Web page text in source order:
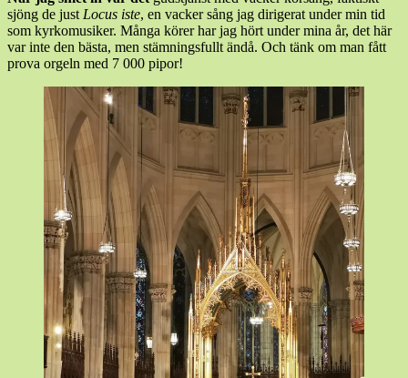
sjöng de just Locus iste, en vacker sång jag dirigerat under min tid
som kyrkomusiker. Många körer har jag hört under mina år, det här
var inte den bästa, men stämningsfullt ändå. Och tänk om man fått
prova orgeln med 7 000 pipor!